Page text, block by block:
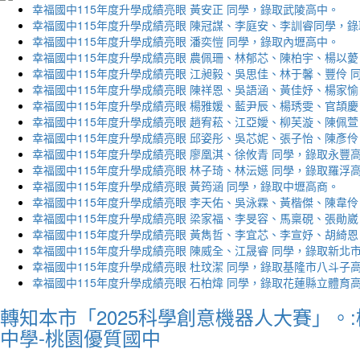
幸福國中115年度升學成績亮眼 黃安正 同學，錄取武陵高中。
幸福國中115年度升學成績亮眼 陳冠謀、李庭安、李訓睿同學，
幸福國中115年度升學成績亮眼 潘奕愷 同學，錄取內壢高中。
幸福國中115年度升學成績亮眼 農佩珊、林郁芯、陳柏宇、楊以
幸福國中115年度升學成績亮眼 江昶毅、吳思佳、林于馨、豐伶
幸福國中115年度升學成績亮眼 陳祥恩、吳語涵、黃佳妤、楊家
幸福國中115年度升學成績亮眼 楊雅媛、藍尹辰、楊琇雯、官頡
幸福國中115年度升學成績亮眼 趙宥菘、江亞嬡、柳芙漩、陳佩
幸福國中115年度升學成績亮眼 邱姿彤、吳芯妮、張子怡、陳彥
幸福國中115年度升學成績亮眼 廖凰淇、徐攸青 同學，錄取永豐
幸福國中115年度升學成績亮眼 林子琦、林沄嬨 同學，錄取羅浮
幸福國中115年度升學成績亮眼 黃筠涵 同學，錄取中壢高商。
幸福國中115年度升學成績亮眼 李天佑、吳泳霖、黃楷傑、陳韋
幸福國中115年度升學成績亮眼 梁家福、李旻容、馬稟硯、張勛
幸福國中115年度升學成績亮眼 黃雋哲、李宜芯、李宣妤、胡綺
幸福國中115年度升學成績亮眼 陳威全、江晟睿 同學，錄取新北
幸福國中115年度升學成績亮眼 杜玟潔 同學，錄取基隆市八斗子
幸福國中115年度升學成績亮眼 石柏煒 同學，錄取花蓮縣立體育
轉知本市「2025科學創意機器人大賽」。
中學-桃園優質國中